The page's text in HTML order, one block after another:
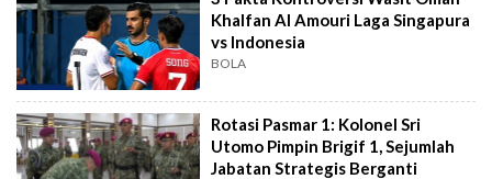
Khalfan Al Amouri Laga Singapura
vs Indonesia
BOLA
Rotasi Pasmar 1: Kolonel Sri
Utomo Pimpin Brigif 1, Sejumlah
Jabatan Strategis Berganti